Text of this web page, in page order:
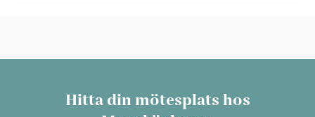
Hitta din mötesplats hos